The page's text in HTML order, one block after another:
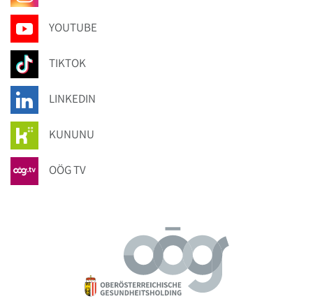
YOUTUBE
TIKTOK
LINKEDIN
KUNUNU
OÖG TV